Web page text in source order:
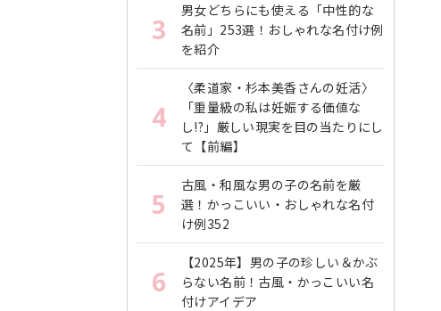
3
男女どちらにも使える「中性的な
名前」253選！おしゃれな名付け例
を紹介
4
〈柔道家・杉本美香さんの妊活〉
「重量級の私は妊娠する価値な
し!?」厳しい現実を目の当たりにし
て【前編】
5
古風・和風な男の子の名前を厳
選！かっこいい・おしゃれな名付
け例352
6
【2025年】男の子の珍しい＆かぶ
らない名前！古風・かっこいい名
付けアイデア